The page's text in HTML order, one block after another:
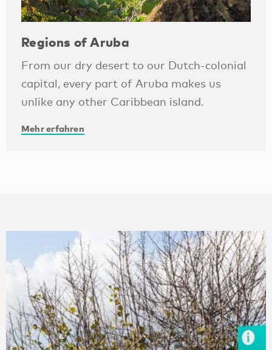
Regions of Aruba
From our dry desert to our Dutch-colonial
capital, every part of Aruba makes us
unlike any other Caribbean island.
Mehr erfahren